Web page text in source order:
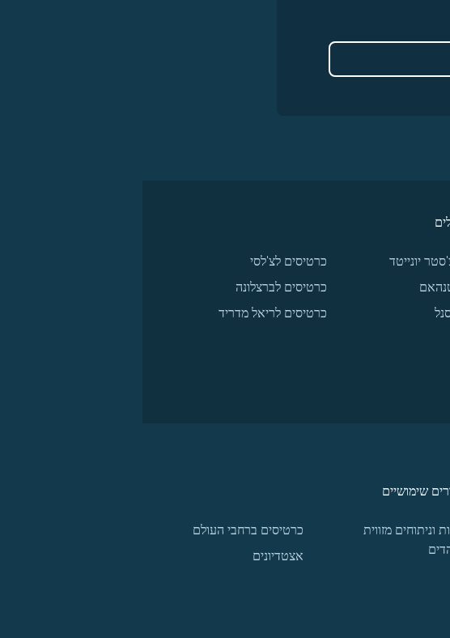
יונייטד
כרטיסים לצ'לסי
כרטיסים לברצלונה
כרטיסים לריאל מדריד
שימושיים
וניתוחים מזווית
כרטיסים ברחבי העולם
אצטדיונים